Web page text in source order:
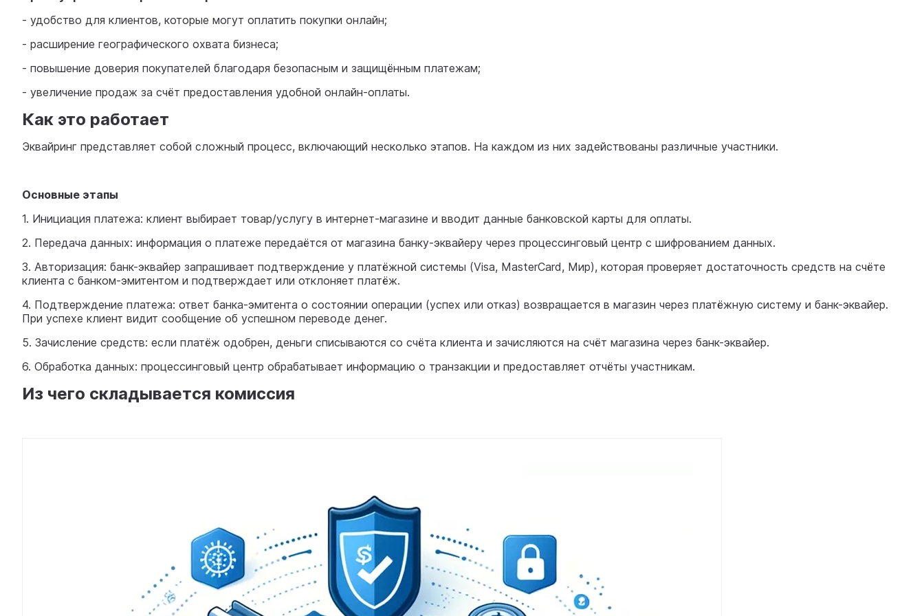
- удобство для клиентов, которые могут оплатить покупки онлайн;
- расширение географического охвата бизнеса;
- повышение доверия покупателей благодаря безопасным и защищённым платежам;
- увеличение продаж за счёт предоставления удобной онлайн-оплаты.
Как это работает
Эквайринг представляет собой сложный процесс, включающий несколько этапов. На каждом из них задействованы различные участники.
Основные этапы
1. Инициация платежа: клиент выбирает товар/услугу в интернет-магазине и вводит данные банковской карты для оплаты.
2. Передача данных: информация о платеже передаётся от магазина банку-эквайеру через процессинговый центр с шифрованием данных.
3. Авторизация: банк-эквайер запрашивает подтверждение у платёжной системы (Visa, MasterCard, Мир), которая проверяет достаточность средств на счёте
клиента с банком-эмитентом и подтверждает или отклоняет платёж.
4. Подтверждение платежа: ответ банка-эмитента о состоянии операции (успех или отказ) возвращается в магазин через платёжную систему и банк-эквайер.
При успехе клиент видит сообщение об успешном переводе денег.
5. Зачисление средств: если платёж одобрен, деньги списываются со счёта клиента и зачисляются на счёт магазина через банк-эквайер.
6. Обработка данных: процессинговый центр обрабатывает информацию о транзакции и предоставляет отчёты участникам.
Из чего складывается комиссия